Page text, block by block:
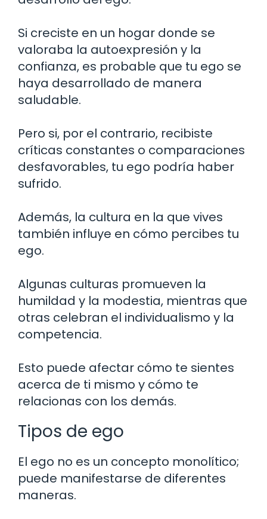
Si creciste en un hogar donde se
valoraba la autoexpresión y la
confianza, es probable que tu ego se
haya desarrollado de manera
saludable.
Pero si, por el contrario, recibiste
críticas constantes o comparaciones
desfavorables, tu ego podría haber
sufrido.
Además, la cultura en la que vives
también influye en cómo percibes tu
ego.
Algunas culturas promueven la
humildad y la modestia, mientras que
otras celebran el individualismo y la
competencia.
Esto puede afectar cómo te sientes
acerca de ti mismo y cómo te
relacionas con los demás.
Tipos de ego
El ego no es un concepto monolítico;
puede manifestarse de diferentes
maneras.